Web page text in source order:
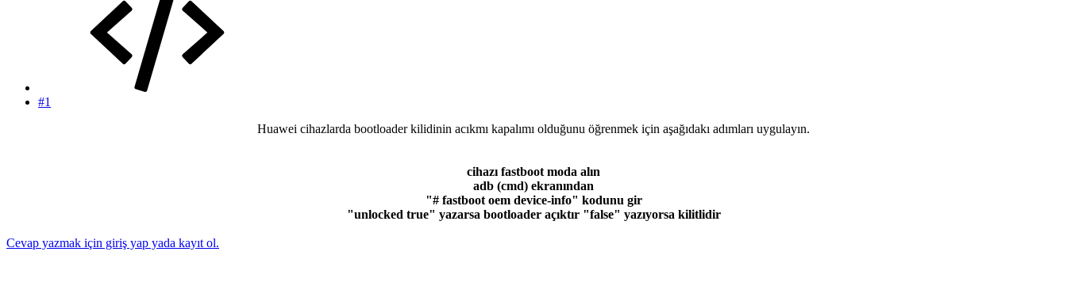
#1
Huawei cihazlarda bootloader kilidinin acıkmı kapalımı olduğunu öğrenmek için aşağıdakı adımları uygulayın.
cihazı fastboot moda alın
adb (cmd) ekranından
"# fastboot oem device-info" kodunu gir
"unlocked true" yazarsa bootloader açıktır "false" yazıyorsa kilitlidir
Cevap yazmak için giriş yap yada kayıt ol.